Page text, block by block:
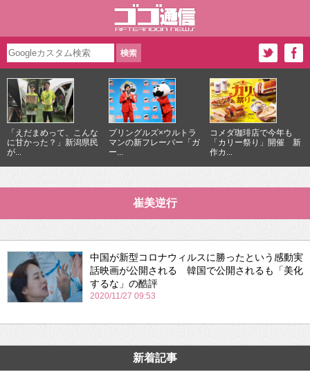
「えだまめって、こんな
に甘かった？」新潟県民
が...
プリングルズ×ウルトラ
マンの新フレーバー「ガ
ー...
コメダ珈琲店で今年も
「カリー祭り」開催 新
作カ...
崔美逆行
中国が新型コロナウィルスに勝ったという感動実
話映画が公開される 韓国で公開されるも「美化
するな」の酷評
2020/11/27 09:53
新着記事